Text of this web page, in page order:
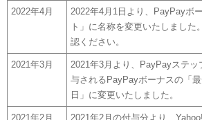
2022年4月
2022年4月1日より、PayPayボ
ト」に名称を変更いたしました
認ください。
2021年3月
2021年3月より、PayPayステ
与されるPayPayボーナスの「
日」に変更いたしました。
2021年2月
2021年2月の付与分より、